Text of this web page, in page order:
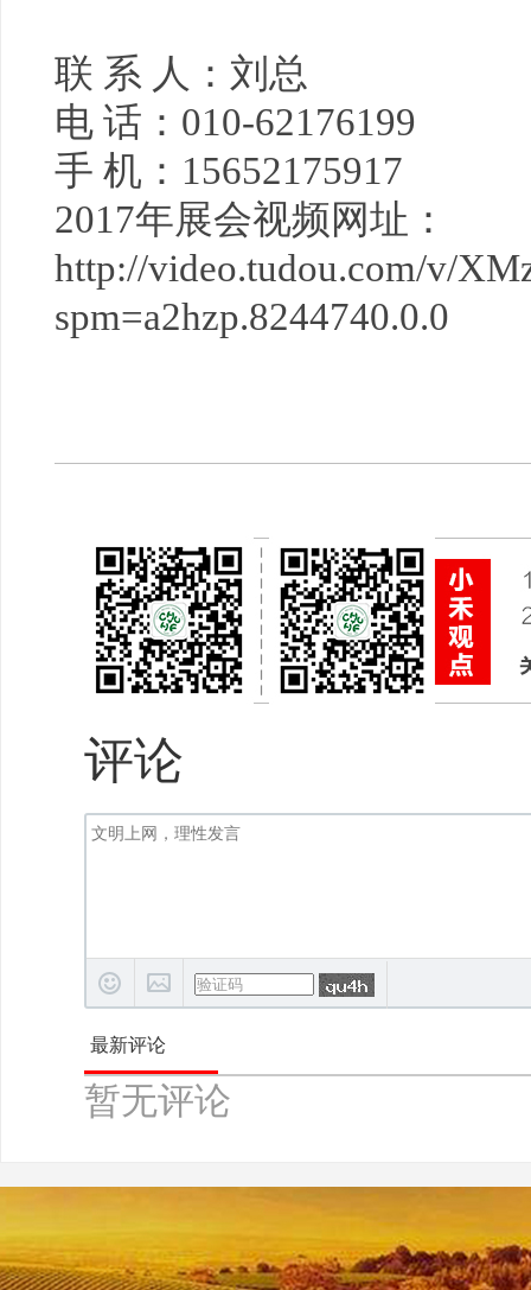
联 系 人：刘总
电 话：010-62176199
手 机： 15652175917
2017年展会视频网址：
http://video.tudou.com/v/
评论
最新评论
暂无评论